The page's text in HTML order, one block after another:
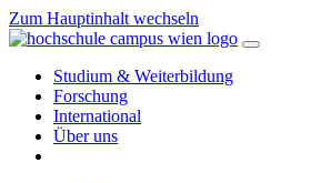
Zum Hauptinhalt wechseln
Studium & Weiterbildung
Forschung
International
Über uns